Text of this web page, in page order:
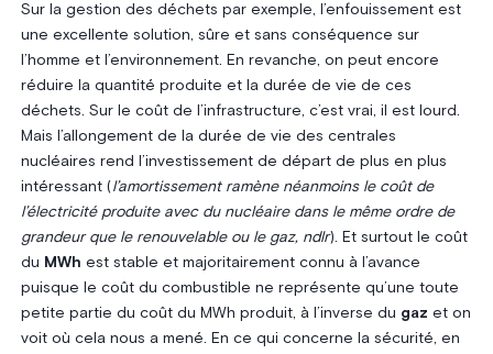
Sur la gestion des déchets par exemple, l’enfouissement est
une excellente solution, sûre et sans conséquence sur
l’homme et l’environnement. En revanche, on peut encore
réduire la quantité produite et la durée de vie de ces
déchets. Sur le coût de l’infrastructure, c’est vrai, il est lourd.
Mais l’allongement de la durée de vie des centrales
nucléaires rend l’investissement de départ de plus en plus
intéressant (l’amortissement ramène néanmoins le coût de
l’électricité produite avec du nucléaire dans le même ordre de
grandeur que le renouvelable ou le gaz, ndlr). Et surtout le coût
du MWh est stable et majoritairement connu à l’avance
puisque le coût du combustible ne représente qu’une toute
petite partie du coût du MWh produit, à l’inverse du gaz et on
voit où cela nous a mené. En ce qui concerne la sécurité, en